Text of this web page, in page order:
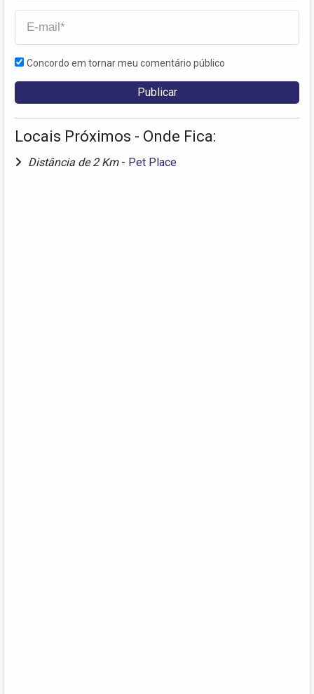
Concordo em tornar meu comentário público
Locais Próximos - Onde Fica:
Distância de 2 Km - Pet Place